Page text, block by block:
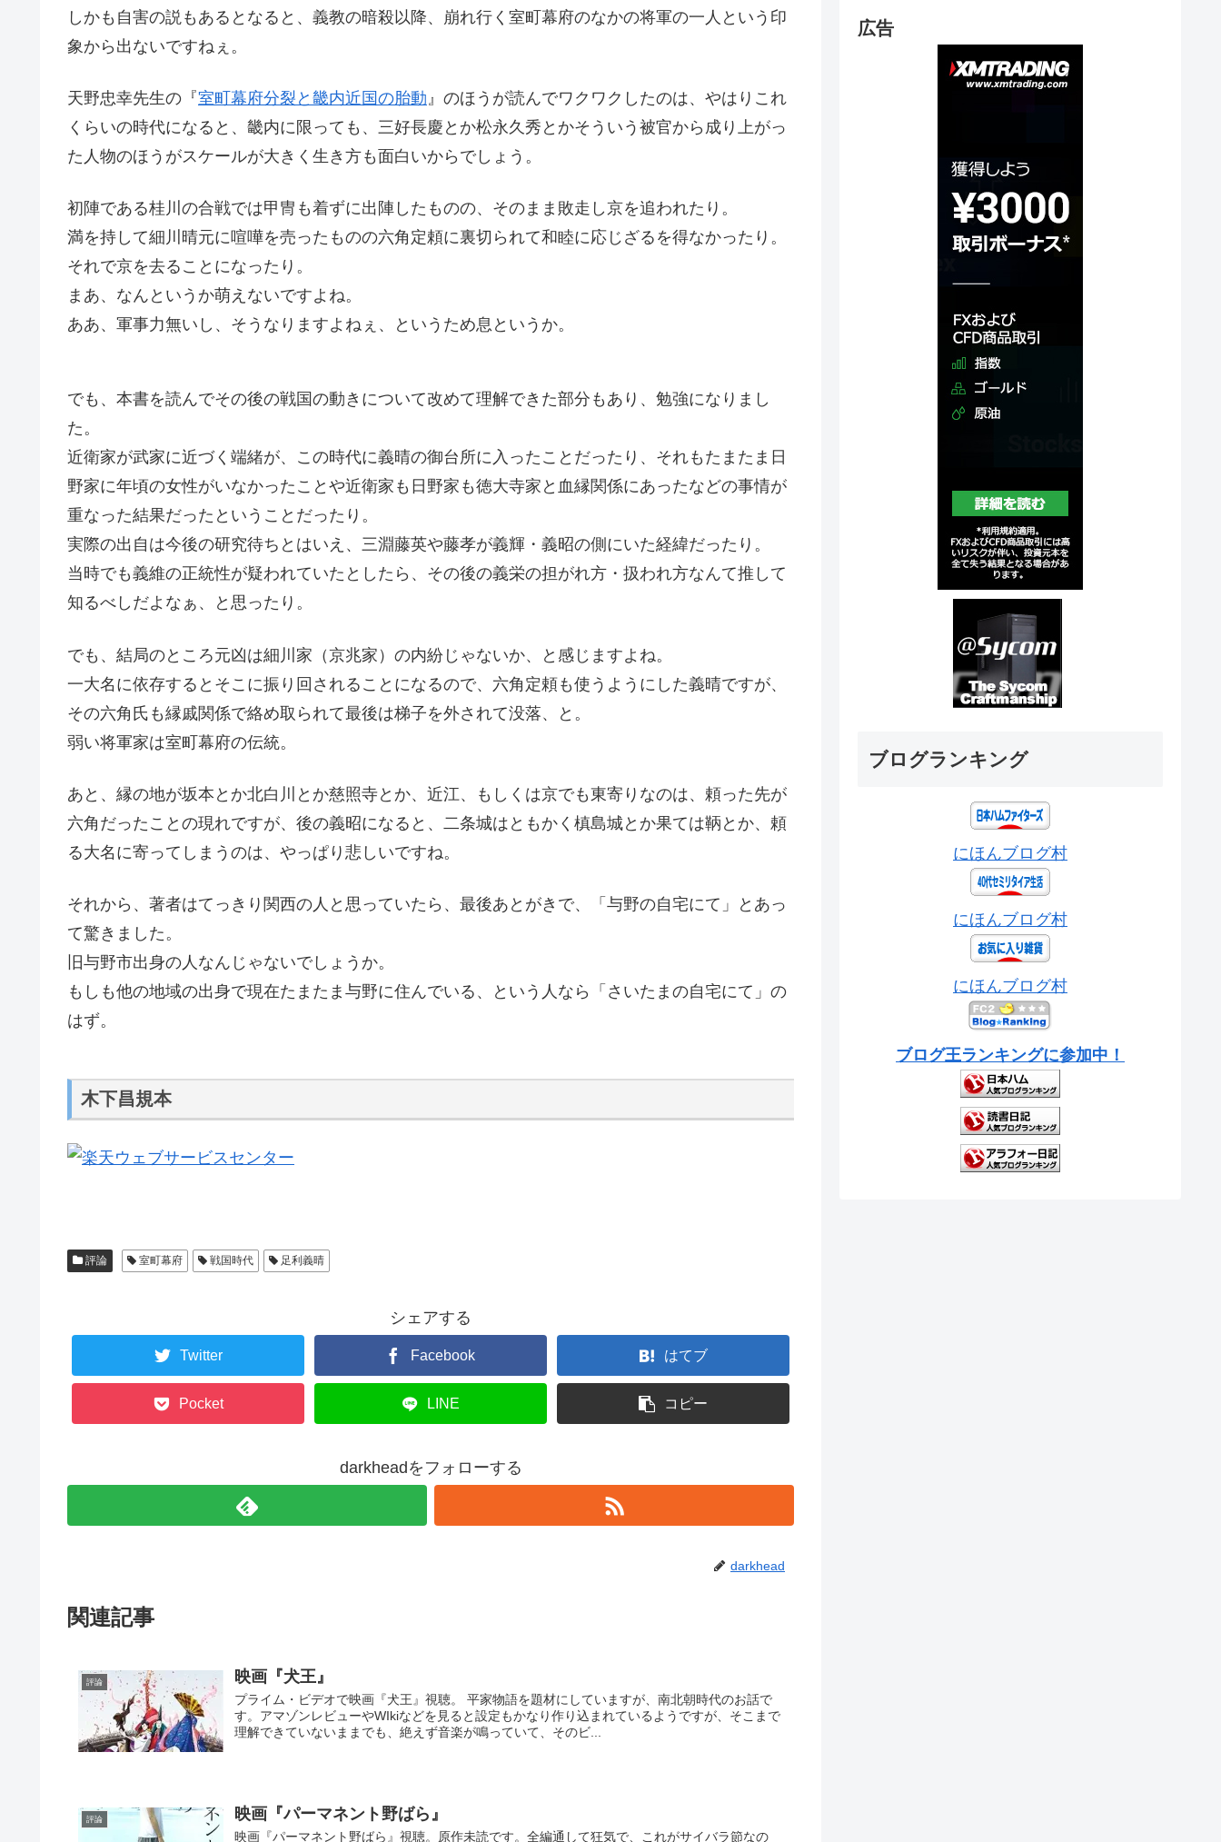
しかも自害の説もあるとなると、義教の暗殺以降、崩れ行く室町幕府のなかの将軍の一人という印
象から出ないですねぇ。
天野忠幸先生の『室町幕府分裂と畿内近国の胎動 』のほうが読んでワクワクしたのは、やはりこれ
くらいの時代になると、畿内に限っても、三好長慶とか松永久秀とかそういう被官から成り上がっ
た人物のほうがスケールが大きく生き方も面白いからでしょう。
初陣である桂川の合戦では甲冑も着ずに出陣したものの、そのまま敗走し京を追われたり。
満を持して細川晴元に喧嘩を売ったものの六角定頼に裏切られて和睦に応じざるを得なかったり。
それで京を去ることになったり。
まあ、なんというか萌えないですよね。
ああ、軍事力無いし、そうなりますよねぇ、というため息というか。
でも、本書を読んでその後の戦国の動きについて改めて理解できた部分もあり、勉強になりまし
た。
近衛家が武家に近づく端緒が、この時代に義晴の御台所に入ったことだったり、それもたまたま日
野家に年頃の女性がいなかったことや近衛家も日野家も徳大寺家と血縁関係にあったなどの事情が
重なった結果だったということだったり。
実際の出自は今後の研究待ちとはいえ、三淵藤英や藤孝が義輝・義昭の側にいた経緯だったり。
当時でも義維の正統性が疑われていたとしたら、その後の義栄の担がれ方・扱われ方なんて推して
知るべしだよなぁ、と思ったり。
でも、結局のところ元凶は細川家（京兆家）の内紛じゃないか、と感じますよね。
一大名に依存するとそこに振り回されることになるので、六角定頼も使うようにした義晴ですが、
その六角氏も縁戚関係で絡め取られて最後は梯子を外されて没落、と。
弱い将軍家は室町幕府の伝統。
あと、縁の地が坂本とか北白川とか慈照寺とか、近江、もしくは京でも東寄りなのは、頼った先が
六角だったことの現れですが、後の義昭になると、二条城はともかく槙島城とか果ては鞆とか、頼
る大名に寄ってしまうのは、やっぱり悲しいですね。
それから、著者はてっきり関西の人と思っていたら、最後あとがきで、「与野の自宅にて」とあっ
て驚きました。
旧与野市出身の人なんじゃないでしょうか。
もしも他の地域の出身で現在たまたま与野に住んでいる、という人なら「さいたまの自宅にて」の
はず。
木下昌規本
評論 室町幕府 戦国時代 足利義晴
シェアする
Twitter Facebook はてブ
Pocket LINE コピー
darkheadをフォローする
darkhead
関連記事
評論 映画『犬王』
プライム・ビデオで映画『犬王』視聴。 平家物語を題材にしていますが、南北朝時代のお話で
す。アマゾンレビューやWIkiなどを見ると設定もかなり作り込まれているようですが、そこまで
理解できていないままでも、絶えず音楽が鳴っていて、そのビ...
評論 映画『パーマネント野ばら』
映画『パーマネント野ばら』視聴。原作未読です。全編通して狂気で、これがサイバラ節なの
広告
ブログランキング
にほんブログ村
にほんブログ村
にほんブログ村
ブログ王ランキングに参加中！